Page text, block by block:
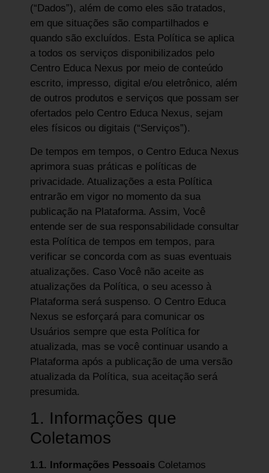
(“Dados”), além de como eles são tratados,
em que situações são compartilhados e
quando são excluídos. Esta Política se aplica
a todos os serviços disponibilizados pelo
Centro Educa Nexus por meio de conteúdo
escrito, impresso, digital e/ou eletrônico, além
de outros produtos e serviços que possam ser
ofertados pelo Centro Educa Nexus, sejam
eles físicos ou digitais (“Serviços”).
De tempos em tempos, o Centro Educa Nexus
aprimora suas práticas e políticas de
privacidade. Atualizações a esta Política
entrarão em vigor no momento da sua
publicação na Plataforma. Assim, Você
entende ser de sua responsabilidade consultar
esta Política de tempos em tempos, para
verificar se concorda com as suas eventuais
atualizações. Caso Você não aceite as
atualizações da Política, o seu acesso à
Plataforma será suspenso. O Centro Educa
Nexus se esforçará para comunicar os
Usuários sempre que esta Política for
atualizada, mas se você continuar usando a
Plataforma após a publicação de uma versão
atualizada da Política, sua aceitação será
presumida.
1. Informações que
Coletamos
1.1. Informações Pessoais Coletamos